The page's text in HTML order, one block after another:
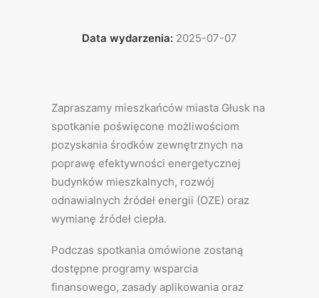
Data wydarzenia: 2025-07-07
Zapraszamy mieszkańców miasta Głusk na
spotkanie poświęcone możliwościom
pozyskania środków zewnętrznych na
poprawę efektywności energetycznej
budynków mieszkalnych, rozwój
odnawialnych źródeł energii (OZE) oraz
wymianę źródeł ciepła.
Podczas spotkania omówione zostaną
dostępne programy wsparcia
finansowego, zasady aplikowania oraz